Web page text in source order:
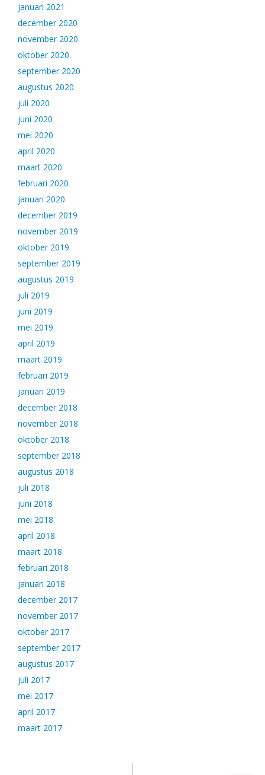
januari 2021
december 2020
november 2020
oktober 2020
september 2020
augustus 2020
juli 2020
juni 2020
mei 2020
april 2020
maart 2020
februari 2020
januari 2020
december 2019
november 2019
oktober 2019
september 2019
augustus 2019
juli 2019
juni 2019
mei 2019
april 2019
maart 2019
februari 2019
januari 2019
december 2018
november 2018
oktober 2018
september 2018
augustus 2018
juli 2018
juni 2018
mei 2018
april 2018
maart 2018
februari 2018
januari 2018
december 2017
november 2017
oktober 2017
september 2017
augustus 2017
juli 2017
mei 2017
april 2017
maart 2017